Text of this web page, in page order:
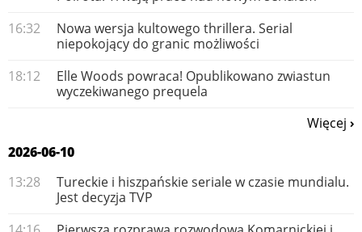
16:32
Nowa wersja kultowego thrillera. Serial
niepokojący do granic możliwości
18:12
Elle Woods powraca! Opublikowano zwiastun
wyczekiwanego prequela
Więcej
2026-06-10
13:28
Tureckie i hiszpańskie seriale w czasie mundialu.
Jest decyzja TVP